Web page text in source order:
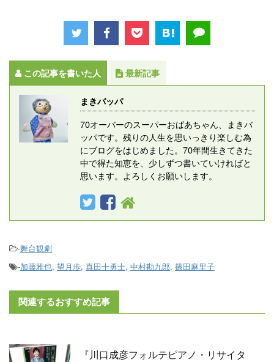
この記事を書いた人 最新記事
まきバッパ
70オーバーのスーパーおばあちゃん、まきバ
ッパです。残りの人生を思いっきり楽しむ為
にブログをはじめました。70年間生きてきた
中で得た知恵を、少しずつ書いていければと
思います。よろしくお願いします。
-舞台観劇
-加藤雅也, 望月歩, 真田十勇士, 中村勘九郎, 篠田麻里子
関連するおすすめ記事
『川口成彦フォルテピアノ・リサイタ